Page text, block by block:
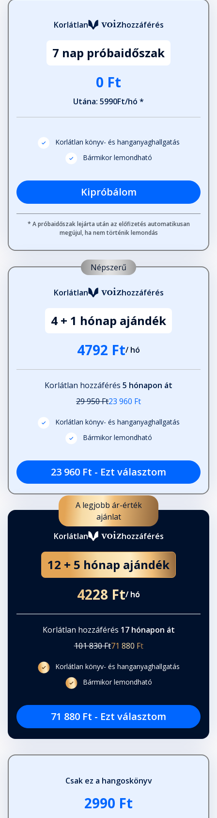
Korlátlan hozzáférés
7 nap próbaidőszak
0 Ft
Utána: 5990Ft/hó *
Korlátlan könyv- és hanganyaghallgatás
Bármikor lemondható
Kipróbálom
* A próbaidőszak lejárta után az előfizetés automatikusan
megújul, ha nem történik lemondás
Népszerű
Korlátlan hozzáférés
4 + 1 hónap ajándék
4792 Ft/ hó
Korlátlan hozzáférés 5 hónapon át
29 950 Ft23 960 Ft
Korlátlan könyv- és hanganyaghallgatás
Bármikor lemondható
23 960 Ft - Ezt választom
A legjobb ár-érték
ajánlat
Korlátlan
hozzáférés
12 + 5 hónap ajándék
4228 Ft/ hó
Korlátlan hozzáférés 17 hónapon át
101 830 Ft71 880 Ft
Korlátlan könyv- és hanganyaghallgatás
Bármikor lemondható
71 880 Ft - Ezt választom
Csak ez a hangoskönyv
2990 Ft